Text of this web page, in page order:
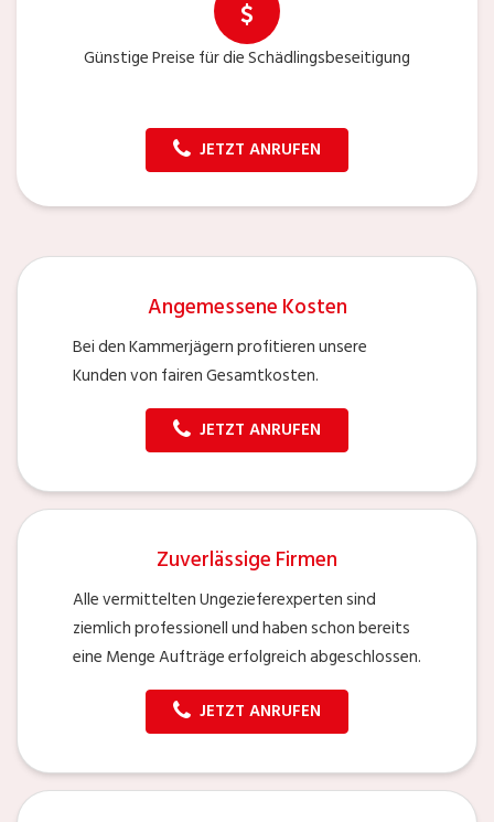
Günstige Preise für die Schädlingsbeseitigung
JETZT ANRUFEN
Angemessene Kosten
Bei den Kammerjägern profitieren unsere
Kunden von fairen Gesamtkosten.
JETZT ANRUFEN
Zuverlässige Firmen
Alle vermittelten Ungezieferexperten sind
ziemlich professionell und haben schon bereits
eine Menge Aufträge erfolgreich abgeschlossen.
JETZT ANRUFEN